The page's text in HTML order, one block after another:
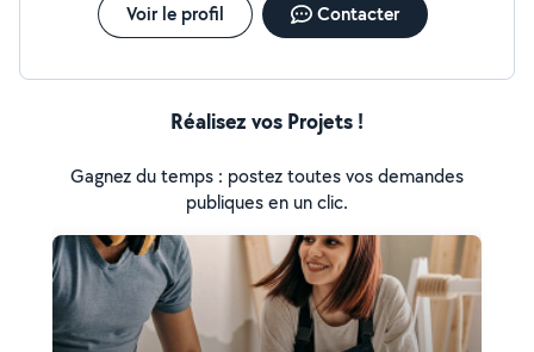
Voir le profil Contacter
Réalisez vos Projets !
Gagnez du temps : postez toutes vos demandes
publiques en un clic.